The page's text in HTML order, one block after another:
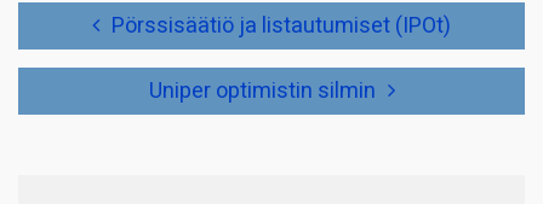
Artikkelien Pörssisäätiö ja listautumiset (IPOt)
Uniper optimistin silmin